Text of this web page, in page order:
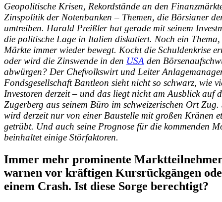
Geopolitische Krisen, Rekordstände an den
Zinspolitik der Notenbanken – Themen, die Börsianer
umtreiben. Harald Preißler hat gerade mit seinem
die politische Lage in Italien diskutiert. Noch ein Thema,
Märkte immer wieder bewegt. Kocht die Schuldenkrise
oder wird die Zinswende in den USA den
abwürgen? Der Chefvolkswirt und Leiter
Fondsgesellschaft Bantleon sieht nicht so schwarz, wie
Investoren derzeit – und das liegt nicht am Ausblick auf
Zugerberg aus seinem Büro im schweizerischen Ort Zug.
wird derzeit nur von einer Baustelle mit großen Kränen
getrübt. Und auch seine Prognose für die kommenden
beinhaltet einige Störfaktoren.
Immer mehr prominente
warnen vor kräftigen Kursrückgängen
einem Crash. Ist diese Sorge berechtigt?